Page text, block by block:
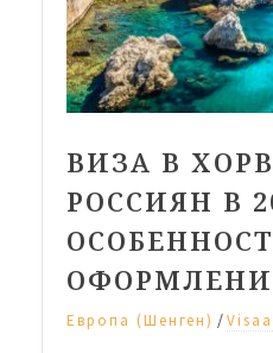
ВИЗА В
РОССИЯН В
Европа (Шенген) /